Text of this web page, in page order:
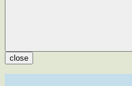
close